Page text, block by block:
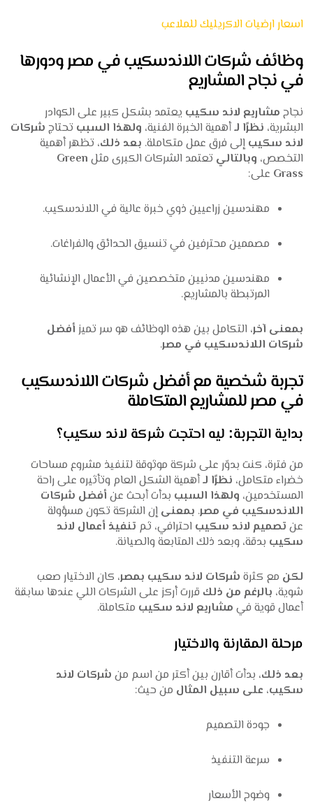
اسعار ارضيات الاكريليك للملاعب
وظائف شركات اللاندسكيب في مصر ودورها
في نجاح المشاريع
نجاح مشاريع لاند سكيب يعتمد بشكل كبير على الكوادر
البشرية، نظرًا لـأهمية الخبرة الفنية، ولهذا السبب تحتاج شركات
لاند سكيبإلى فرق عمل متكاملة. بعد ذلك، تظهر أهمية
التخصص، وبالتالي تعتمد الشركات الكبرى مثل Green
Grass على:
مهندسين زراعيين ذوي خبرة عالية في اللاندسكيب.
مصممين محترفين في تنسيق الحدائق والفراغات.
مهندسين مدنيين متخصصين في الأعمال الإنشائية
المرتبطة بالمشاريع.
بمعنى آخر، التكامل بين هذه الوظائف هو سر تميز أفضل
شركات اللاندسكيب في مصر.
تجربة شخصية مع أفضل شركات اللاندسكيب
في مصر للمشاريع المتكاملة
بداية التجربة: ليه احتجت شركة لاند سكيب؟
من فترة، كنت بدوّر على شركة موثوقة لتنفيذ مشروع مساحات
خضراء متكامل، نظرًا لـأهمية الشكل العام وتأثيره على راحة
المستخدمين، ولهذا السبب بدأت أبحث عن أفضل شركات
اللاندسكيب في مصر. بمعنىإن الشركة تكون مسؤولة
عن تصميم لاند سكيب احترافي، ثم تنفيذ أعمال لاند
سكيب بدقة، وبعد ذلك المتابعة والصيانة.
لكن مع كثرة شركات لاند سكيب بمصر، كان الاختيار صعب
شوية، بالرغم من ذلك قررت أركز على الشركات اللي عندها سابقة
أعمال قوية في مشاريع لاند سكيب متكاملة.
مرحلة المقارنة والاختيار
بعد ذلك، بدأت أقارن بين أكتر من اسم من شركات لاند
سكيب، على سبيل المثال من حيث:
جودة التصميم
سرعة التنفيذ
وضوح الأسعار